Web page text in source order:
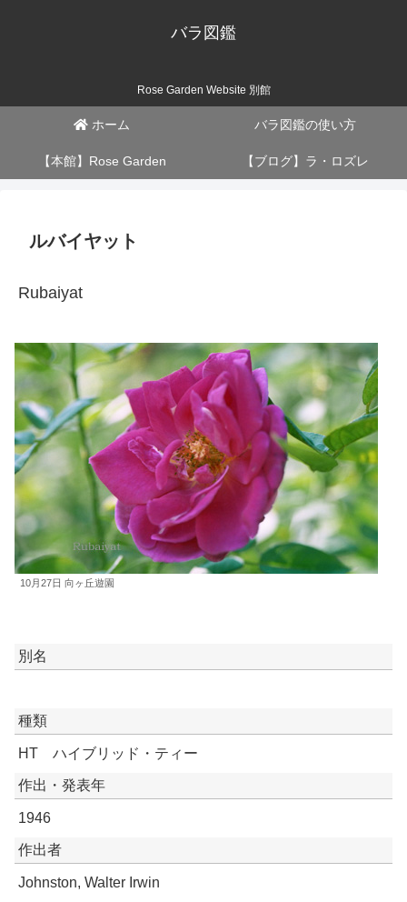
バラ図鑑
Rose Garden Website 別館
ホーム バラ図鑑の使い方
【本館】Rose Garden 【ブログ】ラ・ロズレ
ルバイヤット
Rubaiyat
10月27日 向ヶ丘遊園
別名
種類
HT ハイブリッド・ティー
作出・発表年
1946
作出者
Johnston, Walter Irwin